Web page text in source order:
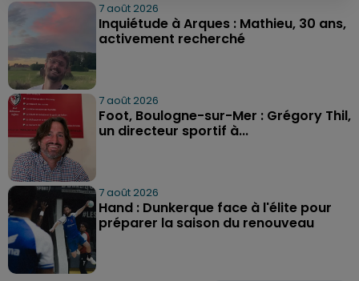
7 août 2026
Inquiétude à Arques : Mathieu, 30 ans,
activement recherché
7 août 2026
Foot, Boulogne-sur-Mer : Grégory Thil,
un directeur sportif à...
7 août 2026
Hand : Dunkerque face à l'élite pour
préparer la saison du renouveau